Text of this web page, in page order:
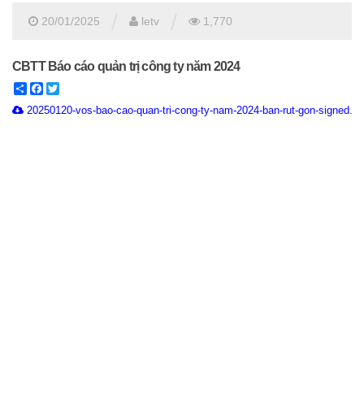
20/01/2025 letv 1,770
CBTT Báo cáo quản trị công ty năm 2024
ShareFacebook
20250120-vos-bao-cao-quan-tri-cong-ty-nam-2024-ban-rut-gon-